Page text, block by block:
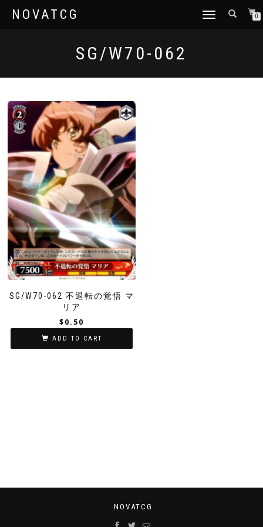
NOVATCG
TOGGLE
0
SG/W70-062
SG/W70-062 不退転の覚悟 マ
リア
$0.50
ADD TO CART
NOVATCG